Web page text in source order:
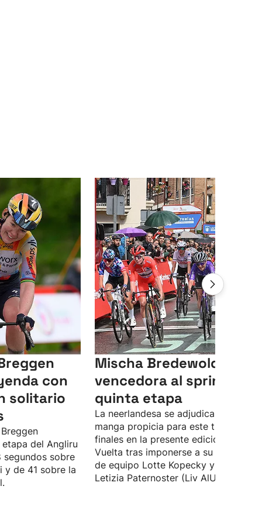
con
solitario
del Angliru
segundos sobre
y de 41 sobre la
Mischa Bredewold,
vencedora al sprint de la
quinta etapa
La neerlandesa se adjudica la última
manga propicia para este tipo de
finales en la presente edición de La
Vuelta tras imponerse a su
de equipo Lotte Kopecky y a la
Letizia Paternoster (Liv AlUla Jayco)